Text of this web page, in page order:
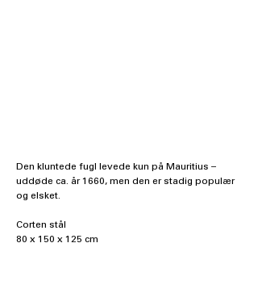
Den kluntede fugl levede kun på Mauritius –
uddøde ca. år 1660, men den er stadig populær
og elsket.
Corten stål
80 x 150 x 125 cm